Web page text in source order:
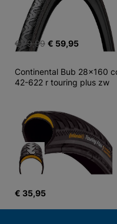
€ 79,99 € 59,95
Continental Bub 28x160
42-622 r touring plus zw
€ 35,95